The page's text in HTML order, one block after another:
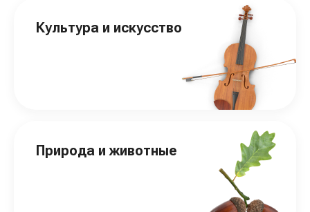
Культура и искусство
Природа и животные